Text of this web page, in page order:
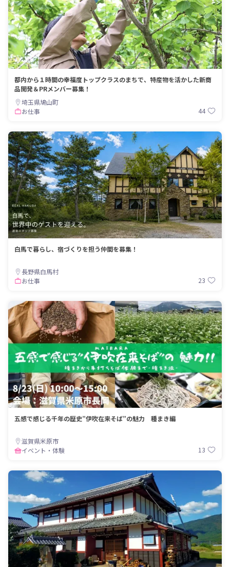
都内から１時間の幸福度トップクラスのまちで、特産物を活かした新商
品開発＆PRメンバー募集！
埼玉県鳩山町
お仕事
44
白馬で暮らし、宿づくりを担う仲間を募集！
長野県白馬村
お仕事
23
五感で感じる千年の歴史”伊吹在来そば”の魅力 種まき編
滋賀県米原市
イベント・体験
13